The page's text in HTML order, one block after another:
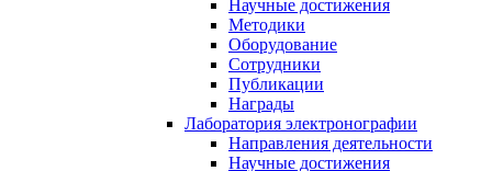
Научные достижения
Методики
Оборудование
Сотрудники
Публикации
Награды
Лаборатория электронографии
Направления деятельности
Научные достижения